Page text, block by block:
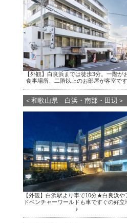
【外観】白良浜までは徒歩3分。一階が
食事場所、二階以上のお部屋が客室です
＜和歌山県 白浜・南部・田辺
【外観】白浜駅より車で10分★白良浜や
ドベンチャーワールドも車ですぐの好立
♪